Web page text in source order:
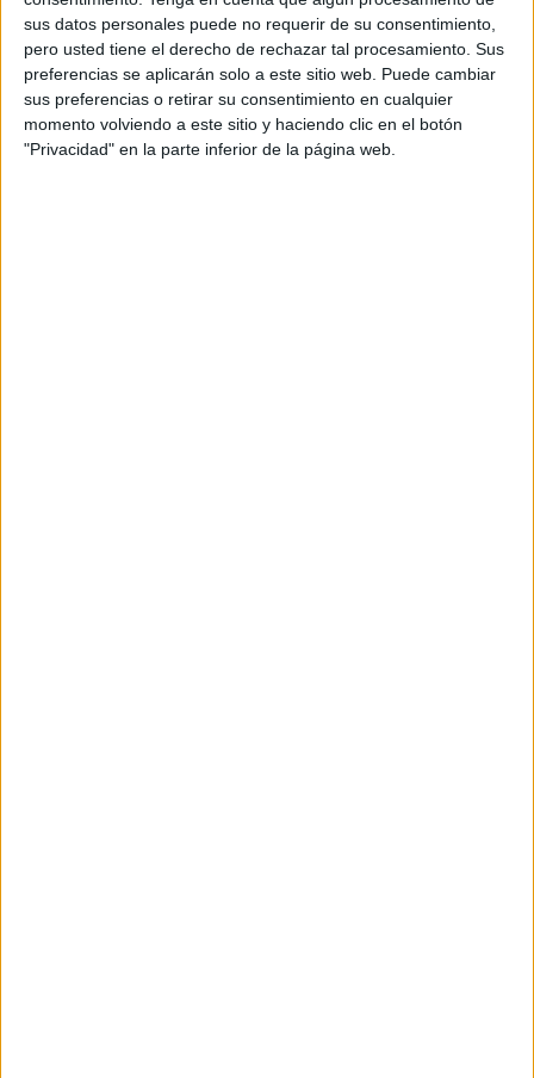
sus datos personales puede no requerir de su consentimiento,
pero usted tiene el derecho de rechazar tal procesamiento. Sus
preferencias se aplicarán solo a este sitio web. Puede cambiar
sus preferencias o retirar su consentimiento en cualquier
momento volviendo a este sitio y haciendo clic en el botón
"Privacidad" en la parte inferior de la página web.